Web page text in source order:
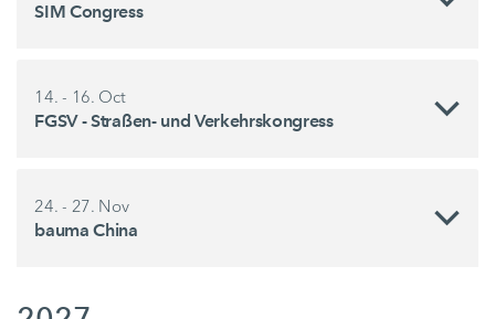
SIM Congress
14. - 16. Oct
FGSV - Straßen- und Verkehrskongress
24. - 27. Nov
bauma China